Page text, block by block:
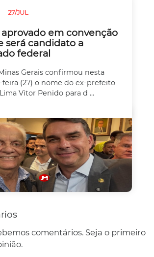
27/JUL
em convenção
será candidato a
federal
Gerais confirmou nesta
(27) o nome do ex-prefeito
Vitor Penido para d ...
comentários. Seja o primeiro